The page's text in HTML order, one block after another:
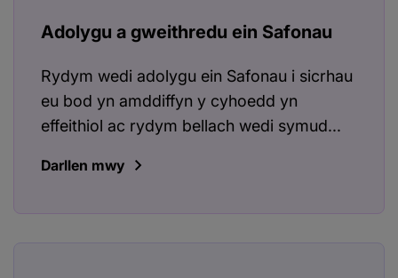
Adolygu a gweithredu ein Safonau
Rydym wedi adolygu ein Safonau i sicrhau
eu bod yn amddiffyn y cyhoedd yn
effeithiol ac rydym bellach wedi symud...
Darllen mwy